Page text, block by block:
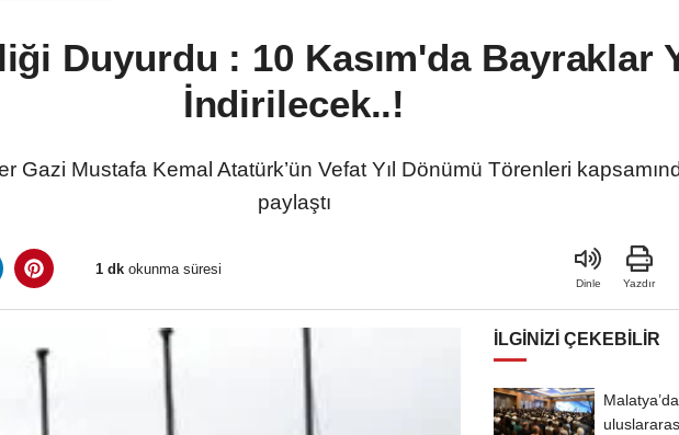
Duyurdu : 10 Kasım'da Bayraklar
İndirilecek..!
Gazi Mustafa Kemal Atatürk’ün Vefat Yıl Dönümü Törenleri
paylaştı
1 dk okunma süresi
Dinle Yazdır
İLGINIZI ÇEKEBILIR